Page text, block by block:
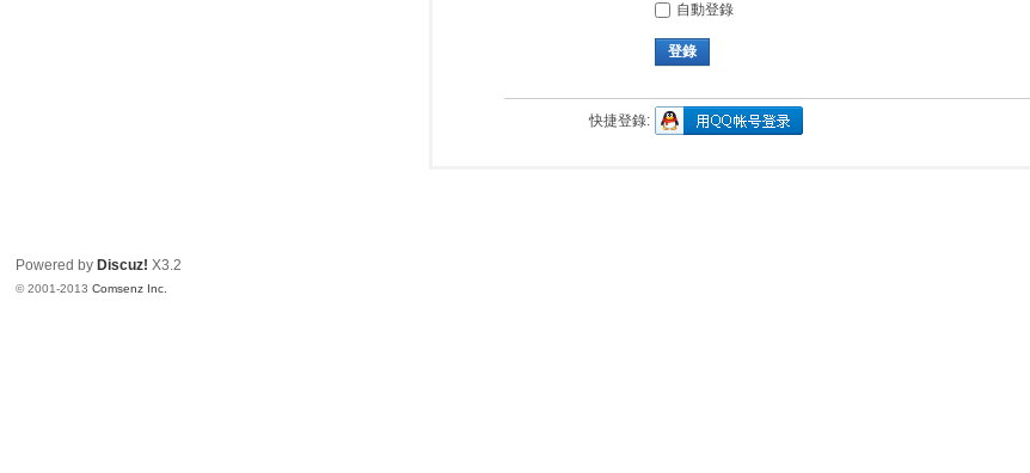
自動登錄
登錄
快捷登錄:
Powered by Discuz! X3.2
© 2001-2013Comsenz Inc.